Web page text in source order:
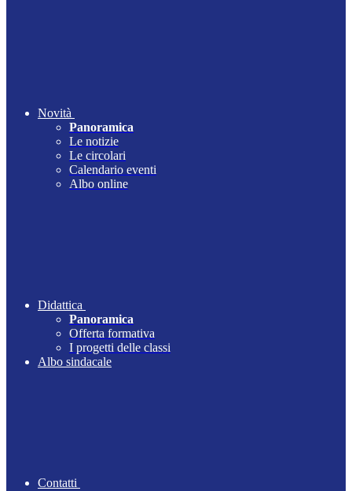
Novità
Panoramica
Le notizie
Le circolari
Calendario eventi
Albo online
Didattica
Panoramica
Offerta formativa
I progetti delle classi
Albo sindacale
Contatti